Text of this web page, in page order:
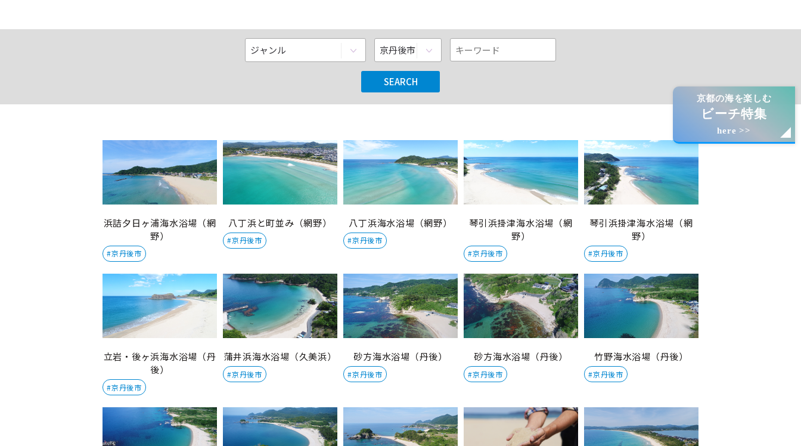
京都の海を楽しむ
ビーチ特集
here >>
浜詰夕日ヶ浦海水浴場（網
野）
#京丹後市
八丁浜と町並み（網野）
#京丹後市
八丁浜海水浴場（網野）
#京丹後市
琴引浜掛津海水浴場（網
野）
#京丹後市
琴引浜掛津海水浴場（網
野）
#京丹後市
立岩・後ヶ浜海水浴場（丹
後）
#京丹後市
蒲井浜海水浴場（久美浜）
#京丹後市
砂方海水浴場（丹後）
#京丹後市
砂方海水浴場（丹後）
#京丹後市
竹野海水浴場（丹後）
#京丹後市